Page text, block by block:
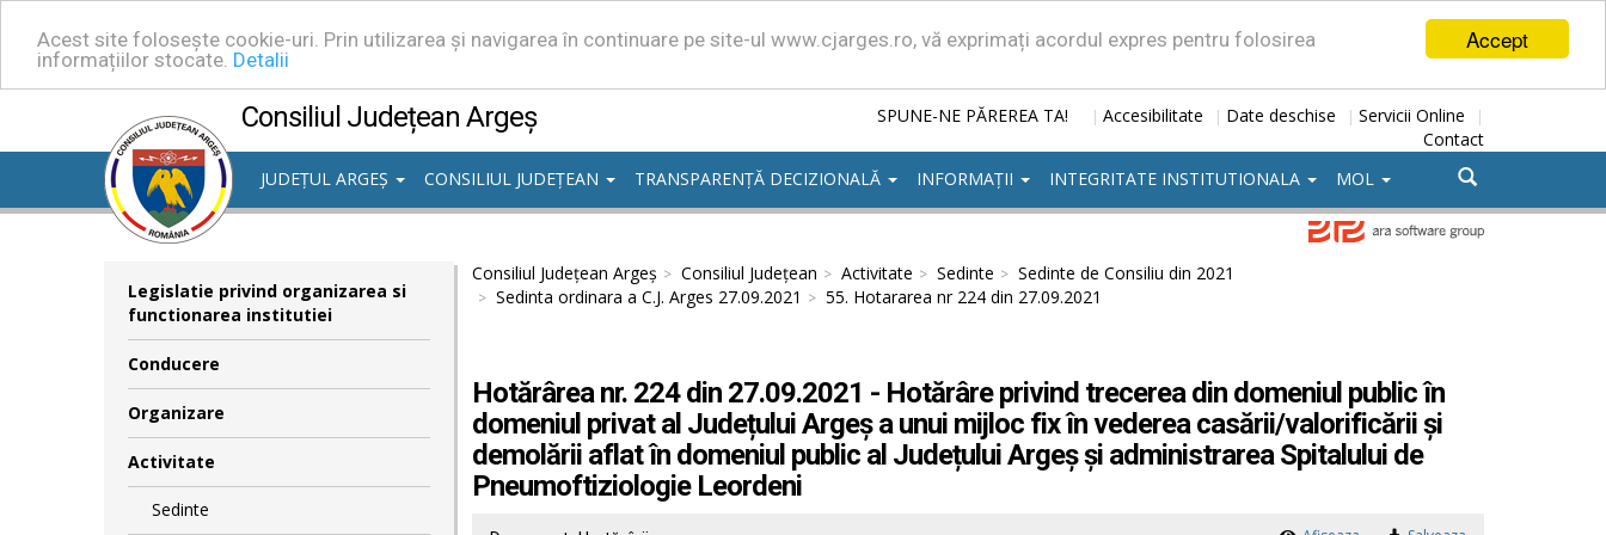
Accept
Acest site folosește cookie-uri. Prin utilizarea și navigarea în continuare pe site-ul www.cjarges.ro, vă exprimați acordul expres pentru folosirea
informațiilor stocate. Detalii
Consiliul Județean Argeș SPUNE-NE PĂREREA TA! | Accesibilitate | Date deschise | Servicii Online |
Contact
JUDEȚUL ARGEȘ
CONSILIUL JUDEȚEAN TRANSPARENȚĂ DECIZIONALĂ INFORMAȚII INTEGRITATE INSTITUTIONALA MOL
Legislatie privind organizarea si
functionarea institutiei
Conducere
Organizare
Activitate
Sedinte
Consiliul Județean Argeș Consiliul Județean Activitate Sedinte
Sedinte de Consiliu din 2021
Sedinta ordinara a C.J. Arges 27.09.2021
55. Hotararea nr 224 din 27.09.2021
Hotărârea nr. 224 din 27.09.2021 - Hotărâre privind trecerea din domeniul public în
domeniul privat al Județului Argeș a unui mijloc fix în vederea casării/valorificării și
demolării aflat în domeniul public al Județului Argeș și administrarea Spitalului de
Pneumoftiziologie Leordeni